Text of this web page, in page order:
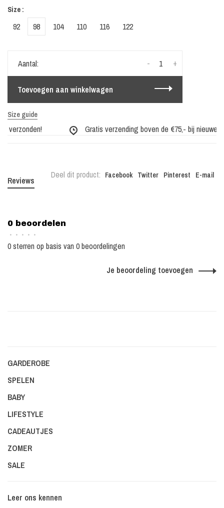
Size :
92 98 104 110 116 122
Aantal: +
-
Toevoegen aan winkelwagen
Size guide
Gratis verzending boven de €75,- bij nieuwe
Deel dit product: Facebook Twitter Pinterest E-mail
Reviews
0 beoordelen
• • • • •
0 sterren op basis van 0 beoordelingen
Je beoordeling toevoegen
GARDEROBE
SPELEN
BABY
LIFESTYLE
CADEAUTJES
ZOMER
SALE
Leer ons kennen